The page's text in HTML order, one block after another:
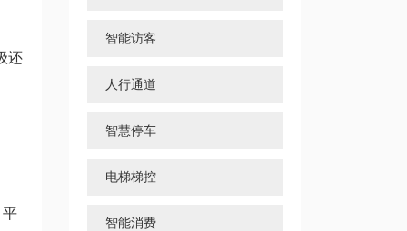
还
平
智能访客
人行通道
智慧停车
电梯梯控
智能消费